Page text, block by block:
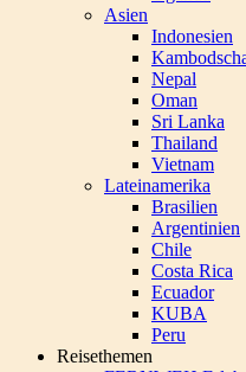
Asien
Indonesien
Nepal
Oman
Sri Lanka
Thailand
Vietnam
Lateinamerika
Brasilien
Argentinien
Chile
Costa Rica
Ecuador
KUBA
Peru
Reisethemen